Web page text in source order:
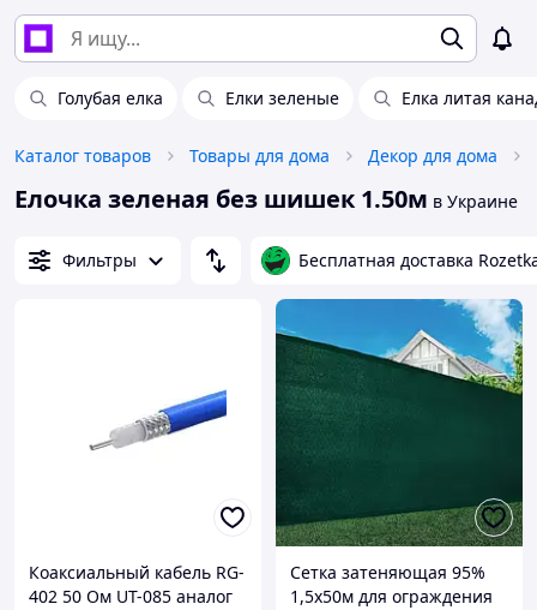
Голубая елка Елки зеленые Елка литая
Каталог товаров Товары для дома Декор для дома
Елочка зеленая без шишек 1.50м в Украине
Фильтры Бесплатная доставка
Коаксиальный кабель RG-
402 50 Ом UT-085 аналог
Сетка затеняющая 95%
1,5х50м для ограждения